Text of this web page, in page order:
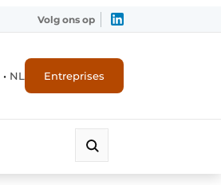
Volg ons op
• NL Entreprises